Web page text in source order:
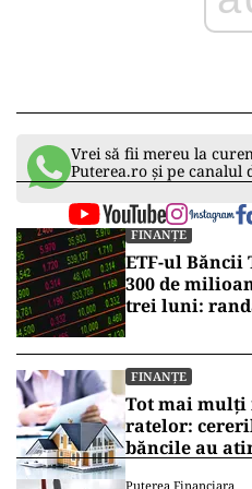
Vrei să fii mereu la
Puterea.ro și pe canalul
FINANȚE
ETF-ul
300 de
trei luni:
corecții
FINANȚE
Tot mai mulți
ratelor:
băncile au
Puterea Financiara